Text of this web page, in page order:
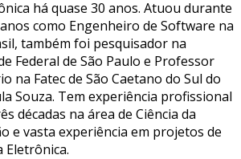
há quase 30 anos. Atuou durante
como Engenheiro de Software na
também foi pesquisador na
Federal de São Paulo e Professor
na Fatec de São Caetano do Sul do
Souza. Tem experiência profissional
décadas na área de Ciência da
e vasta experiência em projetos de
Eletrônica.